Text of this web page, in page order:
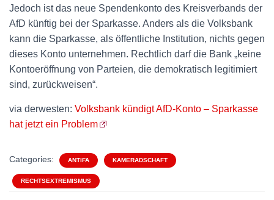
Jedoch ist das neue Spendenkonto des Kreisverbands der
AfD künftig bei der Sparkasse. Anders als die Volksbank
kann die Sparkasse, als öffentliche Institution, nichts gegen
dieses Konto unternehmen. Rechtlich darf die Bank „keine
Kontoeröffnung von Parteien, die demokratisch legitimiert
sind, zurückweisen“.
via derwesten: Volksbank kündigt AfD-Konto – Sparkasse
hat jetzt ein Problem
Categories: ANTIFA KAMERADSCHAFT
RECHTSEXTREMISMUS